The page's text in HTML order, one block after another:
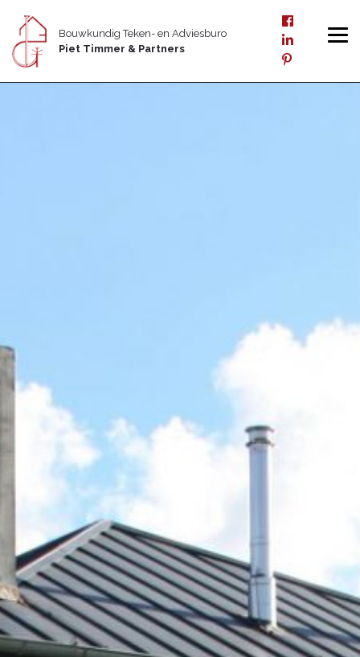
Bouwkundig Teken- en Adviesburo
Piet Timmer & Partners